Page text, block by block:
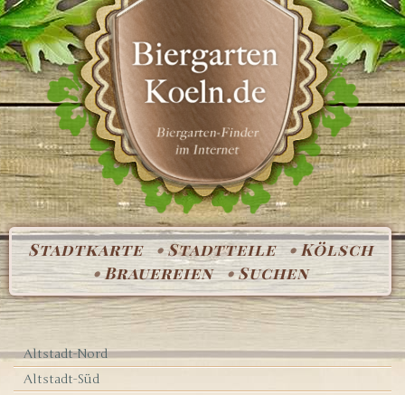
Stadtkarte Stadtteile
Kölsch
Brauereien
Suchen
Altstadt-Nord
Altstadt-Süd